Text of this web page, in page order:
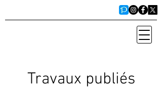
Travaux publiés